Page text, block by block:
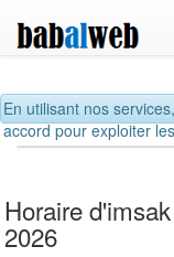
En utilisant nos
accord pour exploiter
Horaire
2026